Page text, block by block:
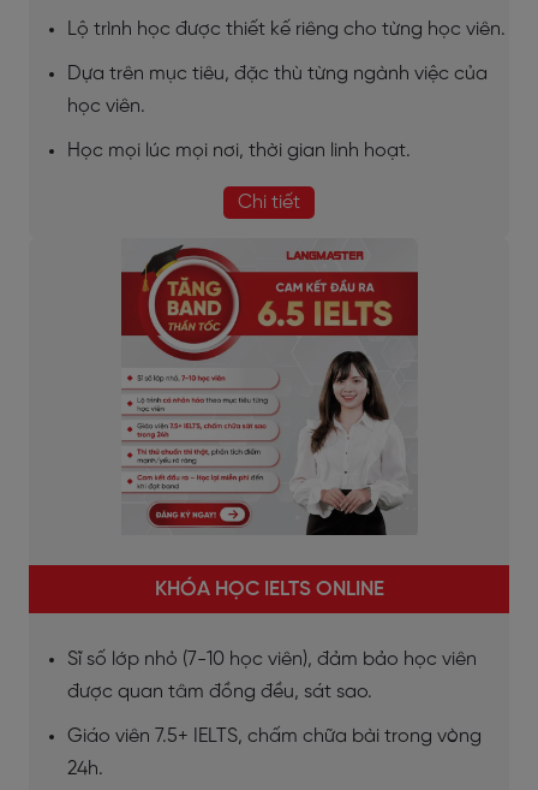
Lộ trình học được thiết kế riêng cho từng học viên.
Dựa trên mục tiêu, đặc thù từng ngành việc của
học viên.
Học mọi lúc mọi nơi, thời gian linh hoạt.
Chi tiết
KHÓA HỌC IELTS ONLINE
Sĩ số lớp nhỏ (7-10 học viên), đảm bảo học viên
được quan tâm đồng đều, sát sao.
Giáo viên 7.5+ IELTS, chấm chữa bài trong vòng
24h.